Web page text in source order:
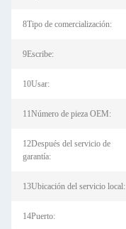
8Tipo de comercialización:
9Escribe:
10Usar:
11Número de pieza OEM:
12Después del servicio de
garantía:
13Ubicación del servicio local:
14Puerto: